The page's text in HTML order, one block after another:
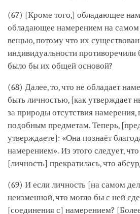
(67) [Кроме того,] обладающее
обладающее намерением на самом
вещью, потому что их
индивидуальности противоречили
было бы их общей основой?
(68) Далее, то, что не обладает
быть личностью, [как утверждает
за природы отсутствия
подобным предметам. Теперь,
утверждаете]: «Она познаёт
намерением». Из этого следует,
[личность] прекратилась, что
(69) И если личность [на самом
неизменной, что могло бы с ней
[соединения с] намерением?